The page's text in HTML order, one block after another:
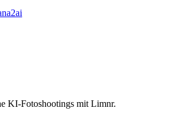
KI-Fotoshootings mit Limnr.